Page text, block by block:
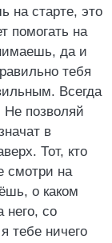
на старте, это
помогать на
да и
тебя
Всегда
позволяй
в
Тот, кто
смотри на
о каком
него, со
тебе ничего